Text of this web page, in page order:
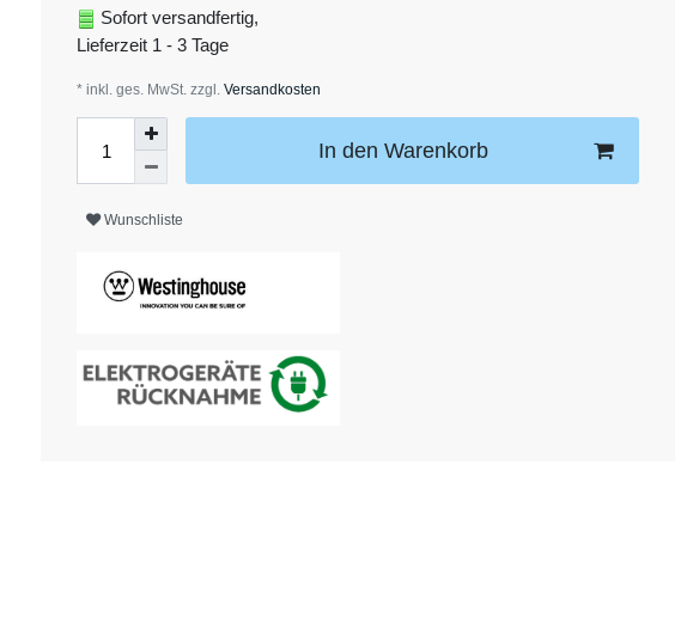
Sofort versandfertig,
Lieferzeit 1 - 3 Tage
* inkl. ges. MwSt. zzgl. Versandkosten
In den Warenkorb
Wunschliste